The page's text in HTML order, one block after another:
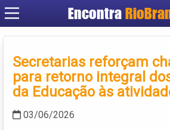
Encontra
Cadastrar
Criar conta
Secretarias reforçam
para retorno integral
da Educação às
03/06/2026